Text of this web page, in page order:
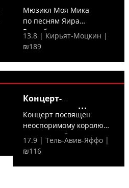
Мюзикл Моя Мика
по песням Яира
Розенблюма — это
трогательная...
13.8 | Кирьят-Моцкин |
₪189
Концерт-
посвящение Шломо
Концерт посвящен
неоспоримому королю
израильской музыки —
Шломо...
17.9 | Тель-Авив-Яффо |
₪116